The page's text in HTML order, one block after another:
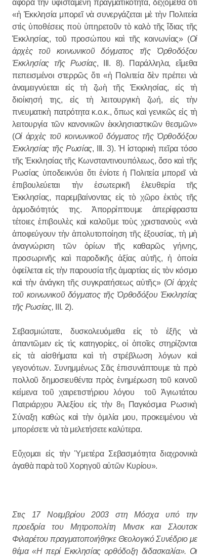
ἀφορᾶ τὴν ὑφιστάμενη πραγματικότητα, δεχόμεθα ὅτι
«ἡ Ἐκκλησία μπορεῖ νὰ συνεργάζεται μὲ τὴν Πολιτεία
στὶς ὑποθέσεις ποὺ ὑπηρετοῦν τὸ καλὸ τῆς ἴδιας τῆς
Ἐκκλησίας, τοῦ προσώπου καὶ τῆς κοινωνίας» (Οἱ
ἀρχὲς τοῦ κοινωνικοῦ δόγματος τῆς Ὀρθοδόξου
Ἐκκλησίας τῆς Ρωσίας, III. 8). Παράλληλα, εἴμεθα
πεπεισμένοι στερρῶς ὅτι «ἡ Πολιτεία δὲν πρέπει νὰ
ἀναμειγνύεται εἰς τὴ ζωὴ τῆς Ἐκκλησίας, εἰς τὴ
διοίκησή της, εἰς τὴ λειτουργικὴ ζωή, εἰς τὴν
πνευματικὴ πατρότητα κ.ο.κ., ὅπως καὶ γενικῶς εἰς τὴ
λειτουργία τῶν κανονικῶν ἐκκλησιαστικῶν θεσμῶν»
(Οἱ ἀρχὲς τοῦ κοινωνικοῦ δόγματος τῆς Ὀρθοδόξου
Ἐκκλησίας τῆς Ρωσίας, III. 3). Ἡ ἱστορικὴ πεῖρα τόσο
τῆς Ἐκκλησίας τῆς Κωνσταντινουπόλεως, ὅσο καὶ τῆς
Ρωσίας ὑποδεικνύει ὅτι ἐνίοτε ἡ Πολιτεία μπορεῖ νὰ
ἐπιβουλεύεται τὴν ἐσωτερικῆ ἐλευθερία τῆς
Ἐκκλησίας, παρεμβαίνοντας εἰς τὸ χῶρο ἐκτὸς τῆς
ἁρμοδιότητός της. Ἀπορρίπτουμε ἀπερίφραστα
τέτοιες ἐπιβουλὲς καὶ καλοῦμε τοὺς χριστιανοὺς «νὰ
ἀποφεύγουν τὴν ἀπολυτοποίηση τῆς ἐξουσίας, τὴ μὴ
ἀναγνώριση τῶν ὁρίων τῆς καθαρῶς γήινης,
προσωρινῆς καὶ παροδικῆς ἀξίας αὐτῆς, ἡ ὁποία
ὀφείλεται εἰς τὴν παρουσία τῆς ἁμαρτίας εἰς τὸν κόσμο
καὶ τὴν ἀνάγκη τῆς συγκρατήσεως αὐτῆς» (Οἱ ἀρχὲς
τοῦ κοινωνικοῦ δόγματος τῆς Ὀρθοδόξου Ἐκκλησίας
τῆς Ρωσίας,
III. 2).
Σεβασμιώτατε, δυσκολευόμεθα εἰς τὸ ἐξῆς νὰ
ἀπαντῶμεν εἰς τὶς κατηγορίες, οἱ ὁποῖες στηρίζονται
εἰς τὰ αἰσθήματα καὶ τὴ στρέβλωση λόγων καὶ
γεγονότων. Συνημμένως Σᾶς ἐπισυνάπτουμε τὰ πρὸ
πολλοῦ δημοσιευθέντα πρὸς ἐνημέρωση τοῦ κοινοῦ
κείμενα τοῦ χαιρετιστήριου λόγου τοῦ Ἁγιωτάτου
Πατριάρχου Ἀλεξίου εἰς τὴν 8ηΠαγκόσμια Ρωσικὴ
Σύναξη καθὼς καὶ τὴν ὁμιλία μου, προκειμένου νὰ
μπορέσετε νὰ τὰ μελετήσετε καλύτερα.
Εὔχομαι εἰς τὴν Ὑμετέρα Σεβασμιότητα διαχρονικὰ
ἀγαθὰ παρὰ τοῦ Χορηγοῦ αὐτῶν Κυρίου».
Στις 17 Νοεμβρίου 2003 στη Μόσχα υπό την
προεδρία του Μητροπολίτη Μινσκ και Σλουτσκ
Φιλαρέτου πραγματοποιήθηκε Θεολογικό Συνέδριο με
θέμα «Η περί Εκκλησίας ορθόδοξη διδασκαλία». Οι